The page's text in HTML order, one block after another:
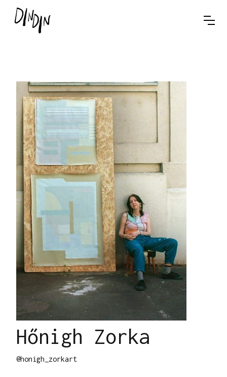
Hőnigh Zorka
@honigh_zorkart